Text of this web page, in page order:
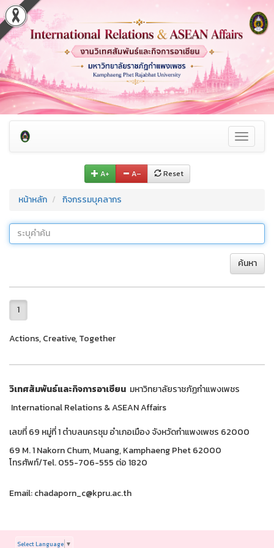
Toggle
A+ A– Reset
หน้าหลัก กิจกรรมบุคลากร
ค้นหา
1
Actions, Creative, Together
วิเทศสัมพันธ์และกิจการอาเซียน มหาวิทยาลัยราชภัฏกำแพงเพชร
International Relations & ASEAN Affairs
เลขที่ 69 หมู่ที่ 1 ตำบลนครชุม อำเภอเมือง จังหวัดกำแพงเพชร 62000
69 M. 1 Nakorn Chum, Muang, Kamphaeng Phet 62000
โทรศัพท์/Tel. 055-706-555 ต่อ 1820
Email: chadaporn_c@kpru.ac.th
Select Language ▼